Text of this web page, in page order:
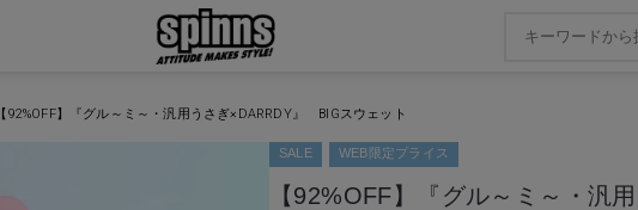
【92%OFF】『グル～ミ～・汎用うさぎ×DARRDY』 BIGスウェット
SALE WEB限定プライス
【92%OFF】『グル～ミ～・汎